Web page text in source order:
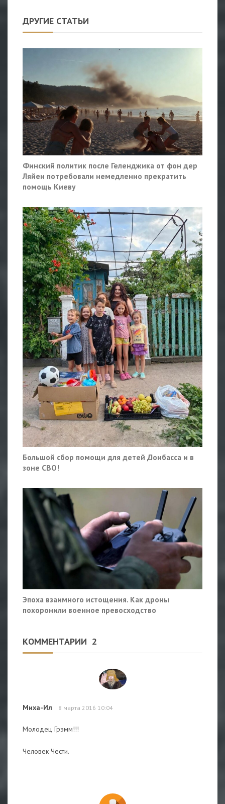
ДРУГИЕ СТАТЬИ
Финский политик после Геленджика от фон дер
Ляйен потребовали немедленно прекратить
помощь Киеву
Большой сбор помощи для детей Донбасса и в
зоне СВО!
Эпоха взаимного истощения. Как дроны
похоронили военное превосходство
КОММЕНТАРИИ 2
Миха-Ил 8 марта 2016 10:04
Молодец Грэмм!!!
Человек Чести.